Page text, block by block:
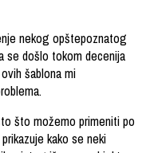
nekog opštepoznatog
se došlo tokom decenija
šablona mi
što možemo primeniti po
kako se neki